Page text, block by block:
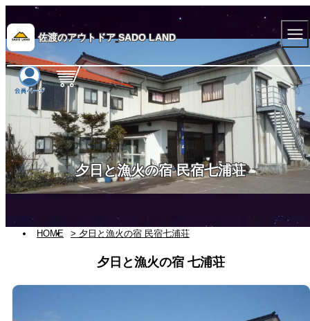
佐渡のアウトドア SADO LAND
夕日と漁火の宿 民宿七浦荘
HOME > 夕日と漁火の宿 民宿七浦荘
夕日と漁火の宿 七浦荘